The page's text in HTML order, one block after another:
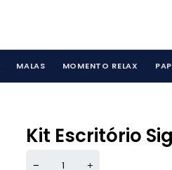
MALAS MOMENTO RELAX
Kit Escritório